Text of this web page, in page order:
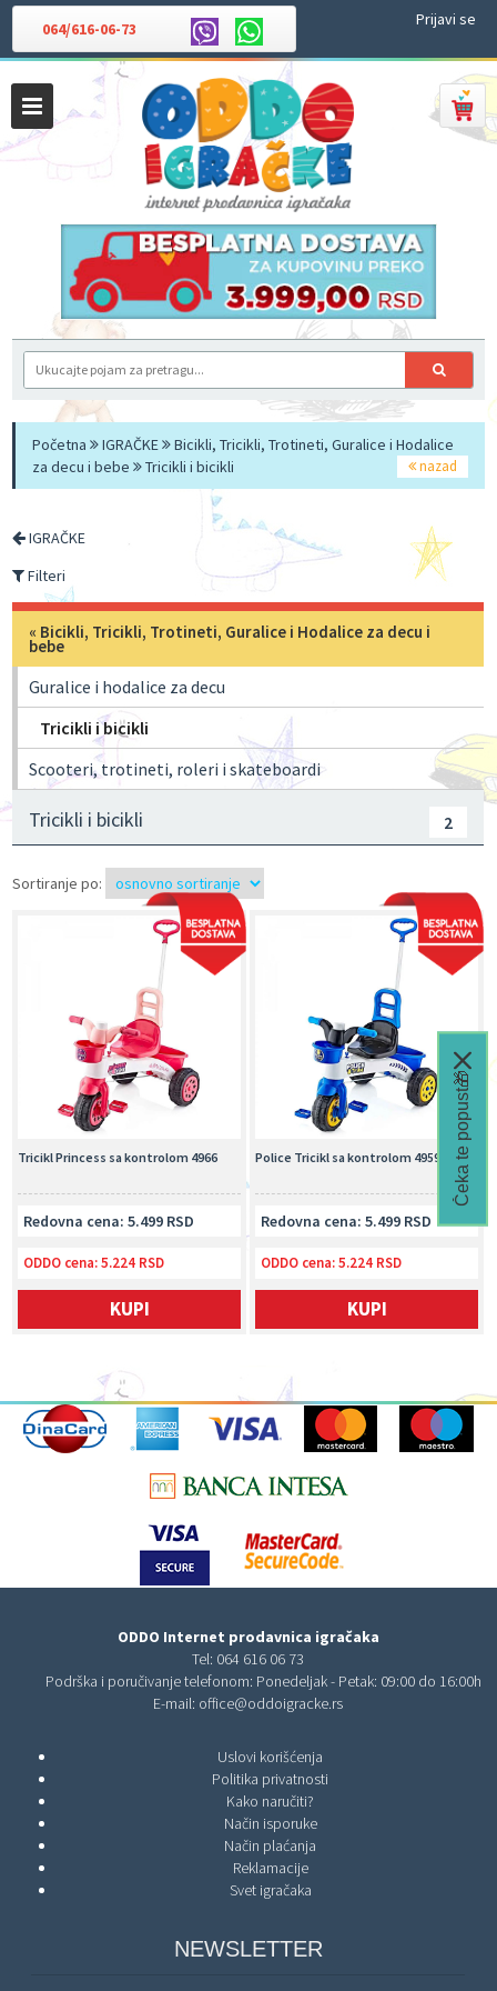
064/616-06-73 Prijavi se
Početna IGRAČKE
Bicikli, Tricikli, Trotineti, Guralice i Hodalice
za decu i bebe
Tricikli i bicikli nazad
IGRAČKE
Filteri
« Bicikli, Tricikli, Trotineti, Guralice i Hodalice za decu i
bebe
Guralice i hodalice za decu
Tricikli i bicikli
Scooteri, trotineti, roleri i skateboardi
Tricikli i bicikli 2
Sortiranje po:
Police Tricikl sa kontrolom 4959
Redovna cena: 5.499 RSD
ODDO cena:5.224 RSD
KUPI
Tricikl Princess sa kontrolom 4966
Redovna cena: 5.499 RSD
ODDO cena:5.224 RSD
KUPI
ODDO Internet prodavnica igračaka
Tel: 064 616 06 73
Podrška i poručivanje telefonom: Ponedeljak - Petak: 09:00 do 16:00h
E-mail: office@oddoigracke.rs
Uslovi korišćenja
Politika privatnosti
Kako naručiti?
Način isporuke
Način plaćanja
Reklamacije
Svet igračaka
NEWSLETTER
Čeka te popust🎁